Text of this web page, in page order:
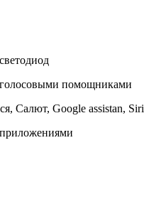
голосовыми помощниками
Салют, Google assistan, Siri
приложениями